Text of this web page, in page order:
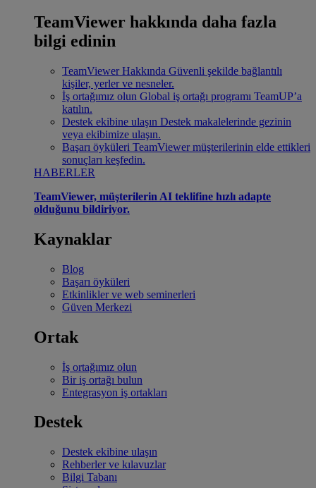
TeamViewer hakkında daha fazla
bilgi edinin
TeamViewer Hakkında Güvenli şekilde bağlantılı
kişiler, yerler ve nesneler.
İş ortağımız olun Global iş ortağı programı TeamUP’a
katılın.
Destek ekibine ulaşın Destek makalelerinde gezinin
veya ekibimize ulaşın.
Başarı öyküleri TeamViewer müşterilerinin elde ettikleri
sonuçları keşfedin.
HABERLER
TeamViewer, müşterilerin AI teklifine hızlı adapte
olduğunu bildiriyor.
Kaynaklar
Blog
Başarı öyküleri
Etkinlikler ve web seminerleri
Güven Merkezi
Ortak
İş ortağımız olun
Bir iş ortağı bulun
Entegrasyon iş ortakları
Destek
Destek ekibine ulaşın
Rehberler ve kılavuzlar
Bilgi Tabanı